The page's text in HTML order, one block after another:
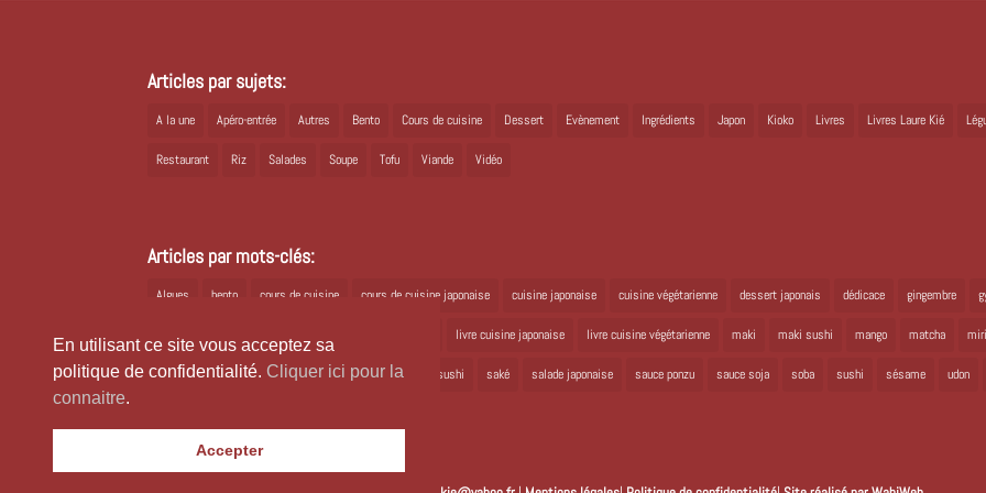
En utilisant ce site vous acceptez sa
politique de confidentialité. Cliquer ici pour la
connaitre.
Accepter
Articles par sujets:
A la une Apéro-entrée Autres Bento Cours de cuisine Dessert Evènement Ingrédients Japon Kioko Livres Livres Laure Kié
Restaurant Riz Salades Soupe Tofu Viande Vidéo
Articles par mots-clés:
Algues bento cours de cuisine cours de cuisine japonaise cuisine japonaise cuisine végétarienne dessert japonais dédicace gingembre
Japon livre cuisine japonaise livre cuisine végétarienne maki maki sushi mango matcha
ramen recette bento recette japonaise recette sushi saké salade japonaise sauce ponzu sauce soja soba sushi sésame udon